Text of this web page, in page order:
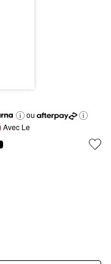
ou
Avec Le